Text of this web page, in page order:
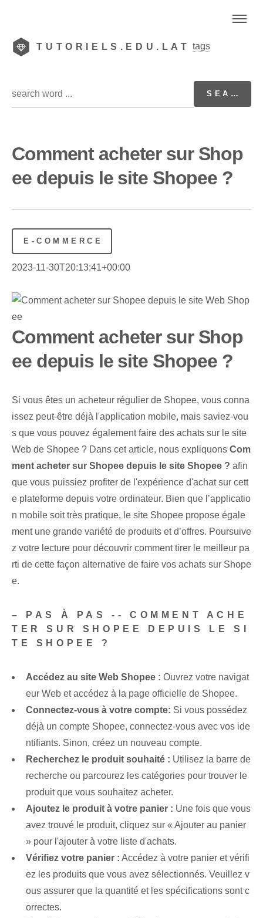
TUTORIELS.EDU.LAT tags
Comment acheter sur Shop
ee depuis le site Shopee ?
E-COMMERCE
2023-11-30T20:13:41+00:00
Comment acheter sur Shop
ee depuis le site Shopee ?
Si vous êtes un acheteur régulier de Shopee, vous conna
issez peut-être déjà l'application mobile, mais saviez-vou
s que vous pouvez également faire des achats sur le site
Web de Shopee ? Dans cet article, nous expliquons Com
ment acheter sur Shopee depuis le site Shopee ? afin
que vous puissiez profiter de l'expérience d'achat sur cett
e plateforme depuis votre ordinateur. Bien que l’applicatio
n mobile soit très pratique, le site Shopee propose égale
ment une grande variété de produits et d’offres. Poursuive
z votre lecture pour découvrir comment tirer le meilleur pa
rti de cette façon alternative de faire vos achats sur Shope
e.
– PAS À PAS -- COMMENT ACHE
TER SUR SHOPEE DEPUIS LE SI
TE SHOPEE ?
Accédez au site Web Shopee : Ouvrez votre navigat
eur Web et accédez à la page officielle de Shopee.
Connectez-vous à votre compte: Si vous possédez
déjà un compte Shopee, connectez-vous avec vos ide
ntifiants. Sinon, créez un nouveau compte.
Recherchez le produit souhaité : Utilisez la barre de
recherche ou parcourez les catégories pour trouver le
produit que vous souhaitez acheter.
Ajoutez le produit à votre panier : Une fois que vous
avez trouvé le produit, cliquez sur « Ajouter au panier
» pour l'ajouter à votre liste d'achats.
Vérifiez votre panier : Accédez à votre panier et vérifi
ez les produits que vous avez sélectionnés. Veuillez v
ous assurer que la quantité et les spécifications sont c
orrectes.